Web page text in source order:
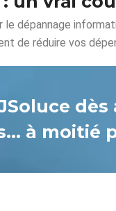
le dépannage
de réduire vos
à moitié